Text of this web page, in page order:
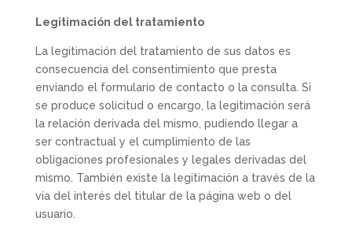
Legitimación del tratamiento
La legitimación del tratamiento de sus datos es
consecuencia del consentimiento que presta
enviando el formulario de contacto o la consulta. Si
se produce solicitud o encargo, la legitimación será
la relación derivada del mismo, pudiendo llegar a
ser contractual y el cumplimiento de las
obligaciones profesionales y legales derivadas del
mismo. También existe la legitimación a través de la
vía del interés del titular de la página web o del
usuario.